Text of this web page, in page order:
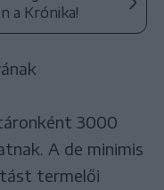
a Krónika!
3000
A de minimis
termelői